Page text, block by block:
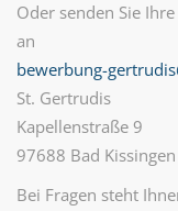
Oder senden Sie
an
bewerbung-
St. Gertrudis
Kapellenstraße 9
97688 Bad Kissingen
Bei Fragen steht